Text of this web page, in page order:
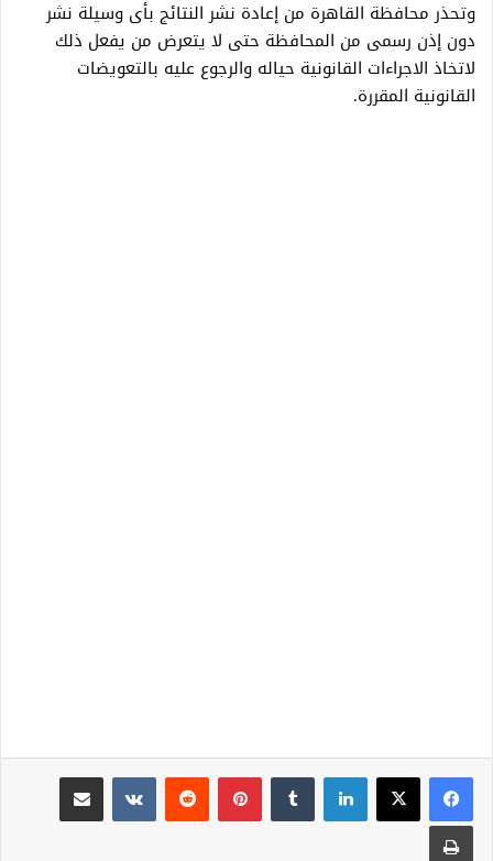
وتحذر محافظة القاهرة من إعادة نشر النتائج بأى وسيلة نشر
دون إذن رسمى من المحافظة حتى لا يتعرض من يفعل ذلك
لاتخاذ الاجراءات القانونية حياله والرجوع عليه بالتعويضات
القانونية المقررة.
لينكدإن بينتيريست